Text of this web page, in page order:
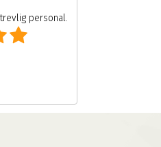
personal.